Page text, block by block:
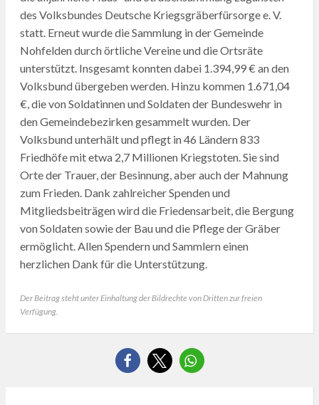
des Volksbundes Deutsche Kriegsgräberfürsorge e. V.
statt. Erneut wurde die Sammlung in der Gemeinde
Nohfelden durch örtliche Vereine und die Ortsräte
unterstützt. Insgesamt konnten dabei 1.394,99 € an den
Volksbund übergeben werden. Hinzu kommen 1.671,04
€, die von Soldatinnen und Soldaten der Bundeswehr in
den Gemeindebezirken gesammelt wurden. Der
Volksbund unterhält und pflegt in 46 Ländern 833
Friedhöfe mit etwa 2,7 Millionen Kriegstoten. Sie sind
Orte der Trauer, der Besinnung, aber auch der Mahnung
zum Frieden. Dank zahlreicher Spenden und
Mitgliedsbeiträgen wird die Friedensarbeit, die Bergung
von Soldaten sowie der Bau und die Pflege der Gräber
ermöglicht. Allen Spendern und Sammlern einen
herzlichen Dank für die Unterstützung.
Der Beitrag steht unter Einhaltung der Bildrechte von Dritten zur freien
Verfügung.